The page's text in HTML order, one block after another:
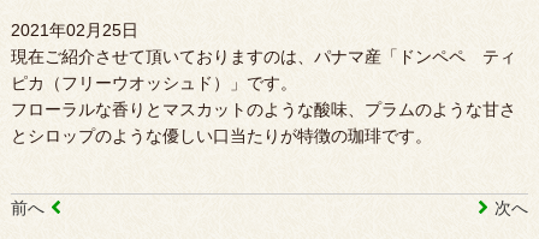
2021年02月25日
現在ご紹介させて頂いておりますのは、パナマ産「ドンペペ ティ
ピカ（フリーウオッシュド）」です。
フローラルな香りとマスカットのような酸味、プラムのような甘さ
とシロップのような優しい口当たりが特徴の珈琲です。
前へ 次へ